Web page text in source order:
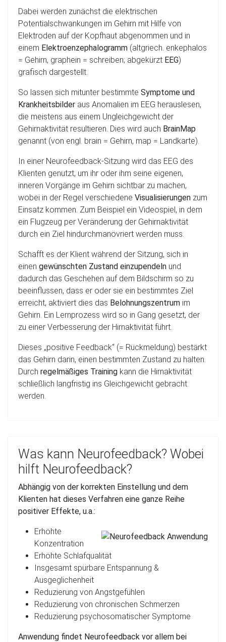
Dabei werden zunächst die elektrischen
Potentialschwankungen im Gehirn mit Hilfe von
Elektroden auf der Kopfhaut abgenommen und in
einem Elektroenzephalogramm (altgriech. enkephalos
= Gehirn, graphein = schreiben; abgekürzt EEG)
grafisch dargestellt.
So lassen sich mitunter bestimmte Symptome und
Krankheitsbilder aus Anomalien im EEG herauslesen,
die meistens aus einem Ungleichgewicht der
Gehirnaktivität resultieren. Dies wird auch BrainMap
genannt (von engl. brain = Gehirn, map = Landkarte).
In einer Neurofeedback-Sitzung wird das EEG des
Klienten genutzt, um ihr oder ihm seine eigenen,
inneren Vorgänge im Gehirn sichtbar zu machen,
wobei in der Regel verschiedene Visualisierungen zum
Einsatz kommen. Zum Beispiel ein Videospiel, in dem
ein Flugzeug per Veränderung der Gehirnaktivität
durch ein Ziel hindurchmanövriert werden muss.
Schafft es der Klient während der Sitzung, sich in
einen gewünschten Zustand einzupendeln und
dadurch das Geschehen auf dem Bildschirm so zu
beeinflussen, dass er oder sie ein bestimmtes Ziel
erreicht, aktiviert dies das Belohnungszentrum im
Gehirn. Ein Lernprozess wird so in Gang gesetzt, der
zu einer Verbesserung der Hirnaktivität führt.
Dieses „positive Feedback“ (= Rückmeldung) bestärkt
das Gehirn darin, einen bestimmten Zustand zu halten.
Durch regelmäßiges Training kann die Hirnaktivität
schließlich langfristig ins Gleichgewicht gebracht
werden.
Was kann Neurofeedback? Wobei
hilft Neurofeedback?
Abhängig von der korrekten Einstellung und dem
Klienten hat dieses Verfahren eine ganze Reihe
positiver Effekte, u.a.:
Erhöhte
Konzentration
Erhöhte Schlafqualität
Insgesamt spürbare Entspannung &
Ausgeglichenheit
Reduzierung von Angstgefühlen
Reduzierung von chronischen Schmerzen
Reduzierung psychosomatischer Symptome
Anwendung findet Neurofeedback vor allem bei